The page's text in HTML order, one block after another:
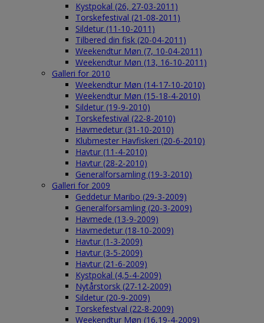
Kystpokal (26, 27-03-2011)
Torskefestival (21-08-2011)
Sildetur (11-10-2011)
Tilbered din fisk (20-04-2011)
Weekendtur Møn (7, 10-04-2011)
Weekendtur Møn (13, 16-10-2011)
Galleri for 2010
Weekendtur Møn (14-17-10-2010)
Weekendtur Møn (15-18-4-2010)
Sildetur (19-9-2010)
Torskefestival (22-8-2010)
Havmedetur (31-10-2010)
Klubmester Havfiskeri (20-6-2010)
Havtur (11-4-2010)
Havtur (28-2-2010)
Generalforsamling (19-3-2010)
Galleri for 2009
Geddetur Maribo (29-3-2009)
Generalforsamling (20-3-2009)
Havmede (13-9-2009)
Havmedetur (18-10-2009)
Havtur (1-3-2009)
Havtur (3-5-2009)
Havtur (21-6-2009)
Kystpokal (4,5-4-2009)
Nytårstorsk (27-12-2009)
Sildetur (20-9-2009)
Torskefestval (22-8-2009)
Weekendtur Møn (16,19-4-2009)